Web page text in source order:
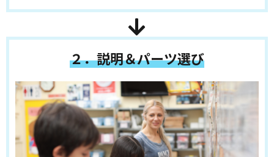
２．説明＆パーツ選び